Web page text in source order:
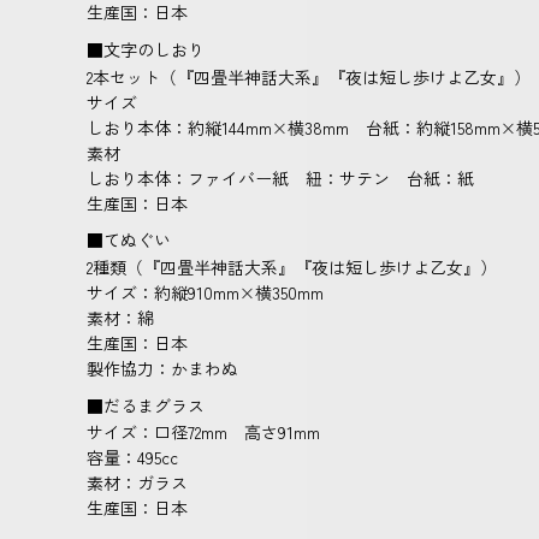
生産国：日本
■文字のしおり
2本セット（『四畳半神話大系』『夜は短し歩けよ乙女』）
サイズ
しおり本体：約縦144mm×横38mm 台紙：約縦158mm×横
素材
しおり本体：ファイバー紙 紐：サテン 台紙：紙
生産国：日本
■てぬぐい
2種類（『四畳半神話大系』『夜は短し歩けよ乙女』）
サイズ：約縦910mm×横350mm
素材：綿
生産国：日本
製作協力：かまわぬ
■だるまグラス
サイズ：口径72mm 高さ91mm
容量：495cc
素材：ガラス
生産国：日本